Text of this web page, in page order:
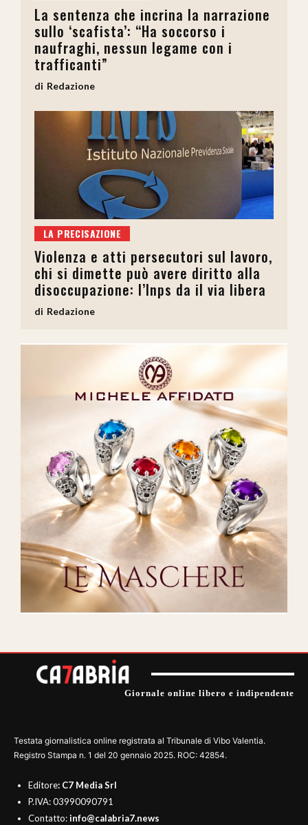
La sentenza che incrina la narrazione
sullo ‘scafista’: “Ha soccorso i
naufraghi, nessun legame con i
trafficanti”
Redazione
LA PRECISAZIONE
Violenza e atti persecutori sul lavoro,
chi si dimette può avere diritto alla
disoccupazione: l’Inps da il via libera
Redazione
Giornale online libero e indipendente
Testata giornalistica online registrata al Tribunale di Vibo Valentia.
Registro Stampa n. 1 del 20 gennaio 2025. ROC: 42854.
Editore: C7 Media Srl
P.IVA: 03990090791
Contatto:info@calabria7.news